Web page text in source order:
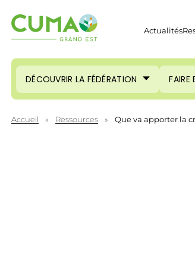
Actualités
DÉCOUVRIR LA FÉDÉRATION FAIRE
Accueil » Ressources » Que va apporter la